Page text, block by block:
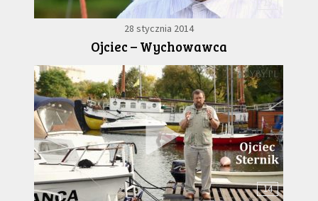
28 stycznia 2014
Ojciec – Wychowawca
14